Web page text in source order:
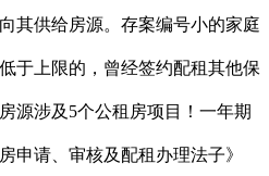
其供给房源。存案编号小的家庭
于上限的，曾经签约配租其他保
源涉及5个公租房项目！一年期
申请、审核及配租办理法子》